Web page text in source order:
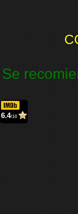
Se
6.4/10